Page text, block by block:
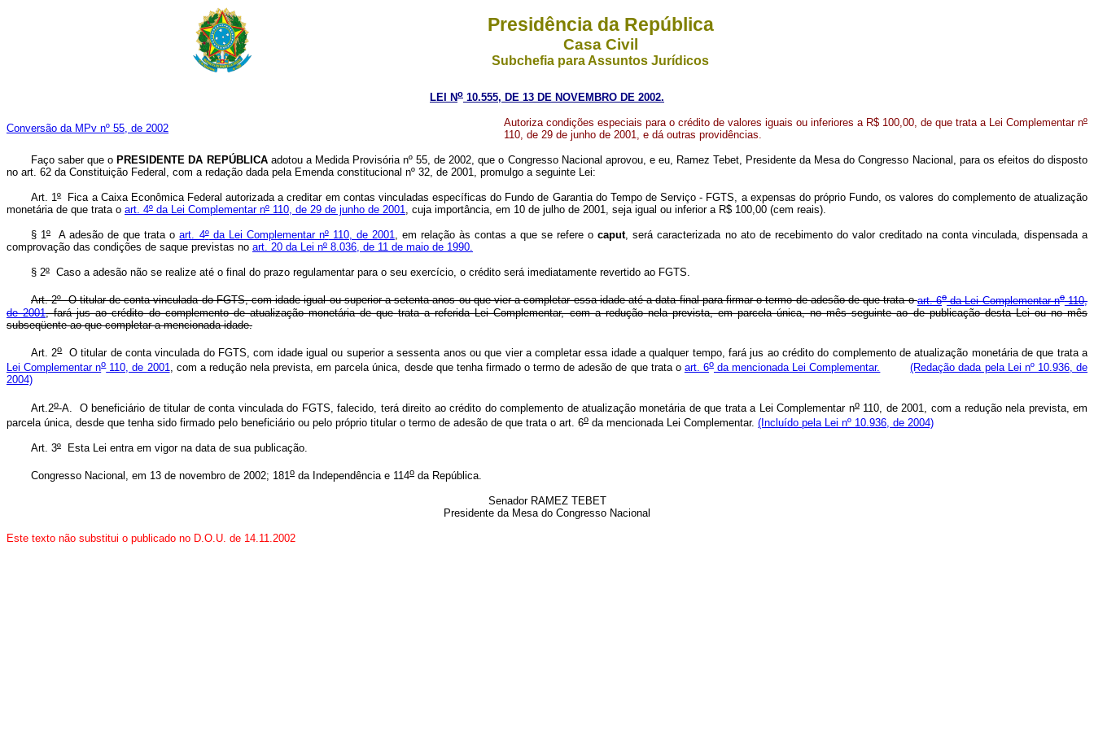
Presidência da República
Casa Civil
Subchefia para Assuntos Jurídicos
LEI No 10.555, DE 13 DE NOVEMBRO DE 2002.
Conversão da MPv nº 55, de 2002 Autoriza condições especiais para o crédito de valores iguais ou inferiores a R$ 100,00, de que trata a Lei Complementar nº
110, de 29 de junho de 2001, e dá outras providências.
Faço saber que o PRESIDENTE DA REPÚBLICAadotou a Medida Provisória nº 55, de 2002, que o Congresso Nacional aprovou, e eu, Ramez Tebet, Presidente da Mesa do Congresso Nacional, para os efeitos do disposto
no art. 62 da Constituição Federal, com a redação dada pela Emenda constitucional nº 32, de 2001, promulgo a seguinte Lei:
Art. 1ºFica a Caixa Econômica Federal autorizada a creditar em contas vinculadas específicas do Fundo de Garantia do Tempo de Serviço - FGTS, a expensas do próprio Fundo, os valores do complemento de atualização
monetária de que trata o art. 4º da Lei Complementar nº 110, de 29 de junho de 2001, cuja importância, em 10 de julho de 2001, seja igual ou inferior a R$ 100,00 (cem reais).
§ 1º A adesão de que trata oart. 4ºda Lei Complementar nº110, de 2001, em relação às contas a que se refere ocaput, será caracterizada no ato de recebimento do valor creditado na conta vinculada, dispensada a
comprovação das condições de saque previstas no art. 20 da Lei nº 8.036, de 11 de maio de 1990.
§ 2º Caso a adesão não se realize até o final do prazo regulamentar para o seu exercício, o crédito será imediatamente revertido ao FGTS.
Art. 2º O titular de conta vinculada do FGTS, com idade igual ou superior a setenta anos ou que vier a completar essa idade até a data final para firmar o termo de adesão de que trata oart. 6oda Lei Complementar no110,
de 2001, fará jus ao crédito do complemento de atualização monetária de que trata a referida Lei Complementar, com a redução nela prevista, em parcela única, no mês seguinte ao de publicação desta Lei ou no mês
subseqüente ao que completar a mencionada idade.
Art. 2oO titular de conta vinculada do FGTS, com idade igual ou superior a sessenta anos ou que vier a completar essa idade a qualquer tempo, fará jus ao crédito do complemento de atualização monetária de que trata a
Lei Complementar no110, de 2001, com a redução nela prevista, em parcela única, desde que tenha firmado o termo de adesão de que trata o art. 6oda mencionada Lei Complementar.
(Redação dada pela Lei nº 10.936, de
2004)
Art.2o-A. O beneficiário de titular de conta vinculada do FGTS, falecido, terá direito ao crédito do complemento de atualização monetária de que trata a Lei Complementar no110, de 2001, com a redução nela prevista, em
parcela única, desde que tenha sido firmado pelo beneficiário ou pelo próprio titular o termo de adesão de que trata o art. 6o da mencionada Lei Complementar. (Incluído pela Lei nº 10.936, de 2004)
Art. 3º Esta Lei entra em vigor na data de sua publicação.
Congresso Nacional, em 13 de novembro de 2002; 181o da Independência e 114o da República.
Senador RAMEZ TEBET
Presidente da Mesa do Congresso Nacional
Este texto não substitui o publicado no D.O.U. de 14.11.2002